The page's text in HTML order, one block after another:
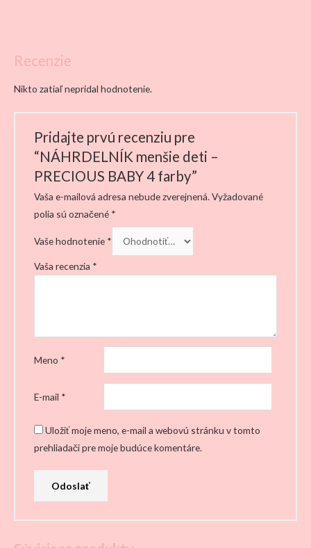
Recenzie
Nikto zatiaľ nepridal hodnotenie.
Pridajte prvú recenziu pre
“NÁHRDELNÍK menšie deti –
PRECIOUS BABY 4 farby”
Vaša e-mailová adresa nebude zverejnená. Vyžadované
polia sú označené *
Vaše hodnotenie *
Vaša recenzia *
Meno *
E-mail *
Uložiť moje meno, e-mail a webovú stránku v tomto
prehliadači pre moje budúce komentáre.